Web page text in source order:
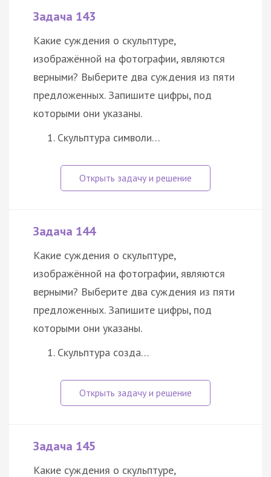
Задача 143
Какие суждения о скульптуре,
изображённой на фотографии, являются
верными? Выберите два суждения из пяти
предложенных. Запишите цифры, под
которыми они указаны.
Скульптура символи…
Задача 144
Какие суждения о скульптуре,
изображённой на фотографии, являются
верными? Выберите два суждения из пяти
предложенных. Запишите цифры, под
которыми они указаны.
Скульптура созда…
Задача 145
Какие суждения о скульптуре,